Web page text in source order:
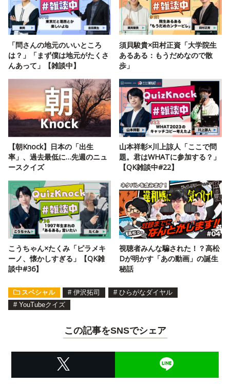
「問さんの地元のいいところ
は？」「まず僕は地元がたくさ
んあって」【雑談中】
須貝駿貴×田村正資「大学院生
あるある：もうだめなので散
歩」
【朝Knock】日本の「出生
率」、過去最低に…先週のニュ
ースクイズ
山本祥彰×川上諒人「ここで問
題。君はWHATに参加する？」
【QK雑談中#22】
こうちゃん×たくみ「ピラメキ
ーノ、懐かしすぎる」【QK雑
談中#36】
視聴者みんな騙された！？高松
Dが明かす「あの動画」の誕生
秘話
スペシャル # 伊沢拓司 # ひらがなダイヤル
# YouTubeクイズ
この記事をSNSでシェア